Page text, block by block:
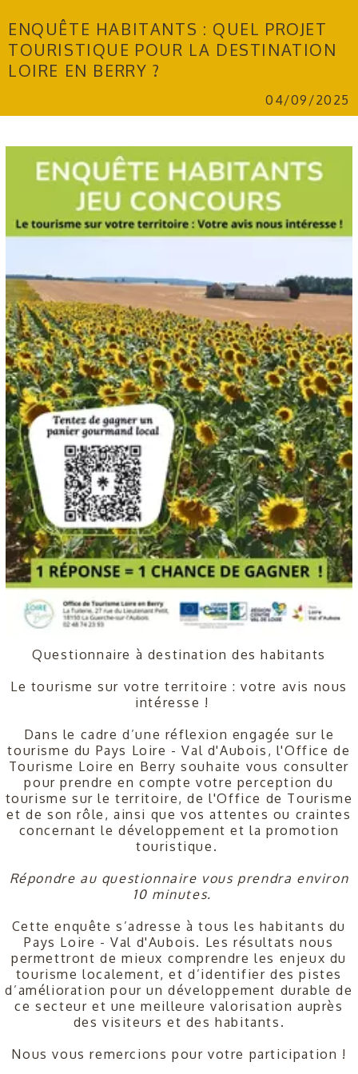
ENQUÊTE HABITANTS : QUEL PROJET
TOURISTIQUE POUR LA DESTINATION
LOIRE EN BERRY ?
04/09/2025
Questionnaire à destination des habitants
Le tourisme sur votre territoire : votre avis nous
intéresse !
Dans le cadre d’une réflexion engagée sur le
tourisme du Pays Loire - Val d'Aubois, l'Office de
Tourisme Loire en Berrysouhaite vous consulter
pour prendre en compte votre perception du
tourisme sur le territoire, de l'Office de Tourisme
et de son rôle, ainsi que vos attentes ou craintes
concernant le développement et la promotion
touristique.
Répondre au questionnaire vous prendra environ
10 minutes.
Cette enquête s’adresse à tous les habitants du
Pays Loire - Val d'Aubois. Les résultats nous
permettront de mieux comprendre les enjeux du
tourisme localement, et d’identifier des pistes
d’amélioration pour un développement durable de
ce secteur et une meilleure valorisation auprès
des visiteurs et des habitants.
Nous vous remercions pour votre participation !